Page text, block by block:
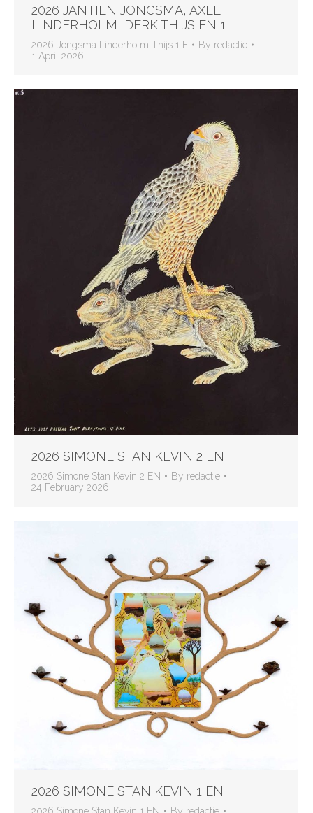
2026 JANTIEN JONGSMA, AXEL
LINDERHOLM, DERK THIJS EN 1
2026 Jongsma Linderholm Thijs 1 E By redactie
1 April 2026
2026 SIMONE STAN KEVIN 2 EN
2026 Simone Stan Kevin 2 EN By redactie
24 February 2026
2026 SIMONE STAN KEVIN 1 EN